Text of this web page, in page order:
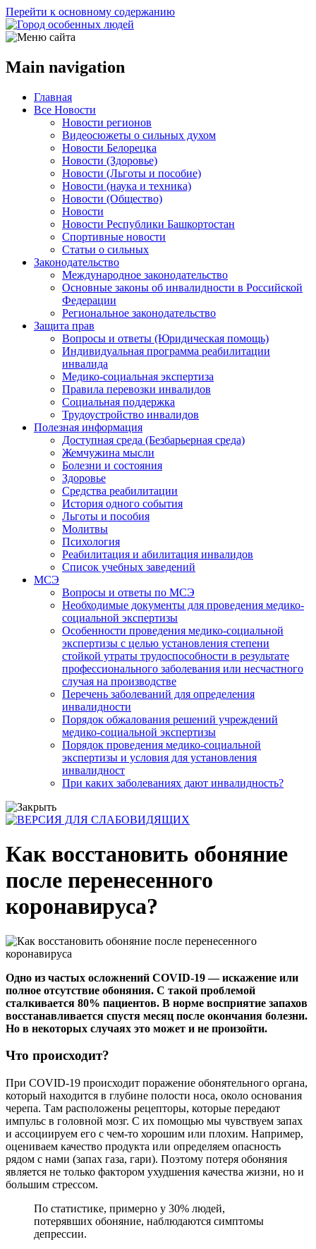
Перейти к основному содержанию
Main navigation
Главная
Все Новости
Новости регионов
Видеосюжеты о сильных духом
Новости Белорецка
Новости (Здоровье)
Новости (Льготы и пособие)
Новости (наука и техника)
Новости (Общество)
Новости
Новости Республики Башкортостан
Спортивные новости
Статьи о сильных
Законодательство
Международное законодательство
Основные законы об инвалидности в Российской
Федерации
Региональное законодательство
Защита прав
Вопросы и ответы (Юридическая помощь)
Индивидуальная программа реабилитации
инвалида
Медико-социальная экспертиза
Правила перевозки инвалидов
Социальная поддержка
Трудоустройство инвалидов
Полезная информация
Доступная среда (Безбарьерная среда)
Жемчужина мысли
Болезни и состояния
Здоровье
Средства реабилитации
История одного события
Льготы и пособия
Молитвы
Психология
Реабилитация и абилитация инвалидов
Список учебных заведений
МСЭ
Вопросы и ответы по МСЭ
Необходимые документы для проведения медико-
социальной экспертизы
Особенности проведения медико-социальной
экспертизы с целью установления степени
стойкой утраты трудоспособности в результате
профессионального заболевания или несчастного
случая на производстве
Перечень заболеваний для определения
инвалидности
Порядок обжалования решений учреждений
медико-социальной экспертизы
Порядок проведения медико-социальной
экспертизы и условия для установления
инвалидност
При каких заболеваниях дают инвалидность?
Как восстановить обоняние
после перенесенного
коронавируса?
Одно из частых осложнений COVID-19 — искажение или
полное отсутствие обоняния. С такой проблемой
сталкивается 80% пациентов. В норме восприятие запахов
восстанавливается спустя месяц после окончания болезни.
Но в некоторых случаях это может и не произойти.
Что происходит?
При COVID-19 происходит поражение обонятельного органа,
который находится в глубине полости носа, около основания
черепа. Там расположены рецепторы, которые передают
импульс в головной мозг. С их помощью мы чувствуем запах
и ассоциируем его с чем-то хорошим или плохим. Например,
оцениваем качество продукта или определяем опасность
рядом с нами (запах газа, гари). Поэтому потеря обоняния
является не только фактором ухудшения качества жизни, но и
большим стрессом.
По статистике, примерно у 30% людей,
потерявших обоняние, наблюдаются симптомы
депрессии.